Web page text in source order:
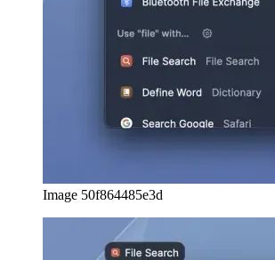
Image 2d839ddc1867
Για να διατηρήσω μια επισκόπηση των Jira-
επίσης την επέκταση Jira, ώστε να μπορώ να
αναγνωριστικό εισιτηρίου όταν εργάζομαι
για να αναφέρω ένα άλλο παράδειγμα.
Περίληψη και ετυμηγορία
Το Raycast είναι ένα πολύ ευέλικτο εργαλείο
γίνετε πραγματικός χρήστης ισχύος χωρίς να
μη αυτόματο τρόπο, καθώς η εστίαση του
επεκτάσεις σάς παρέχει πολλές δυνατότητες